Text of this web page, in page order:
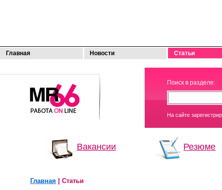
Главная Новости Статьи
МОЯ
РАБОТА
Поиск в разделе:
На сайте
Вакансии Резюме
Главная | Статьи